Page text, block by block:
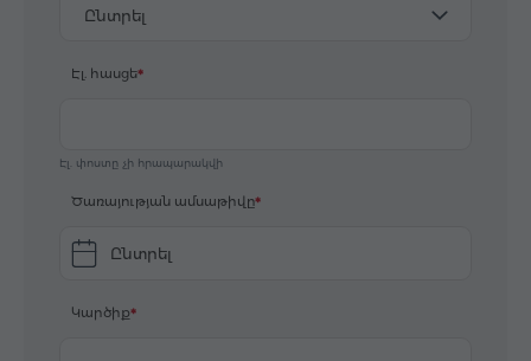
Ընտրել
Էլ. հասցե
Էլ. փոստը չի հրապարակվի
Ծառայության ամսաթիվը
Ընտրել
Կարծիք